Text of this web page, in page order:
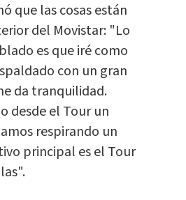
que las cosas están
del Movistar: "Lo
es que iré como
con un gran
da tranquilidad.
desde el Tour un
respirando un
principal es el Tour